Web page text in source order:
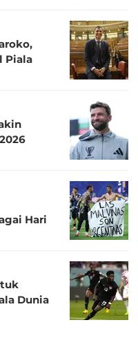
Piala
Hari
Dunia